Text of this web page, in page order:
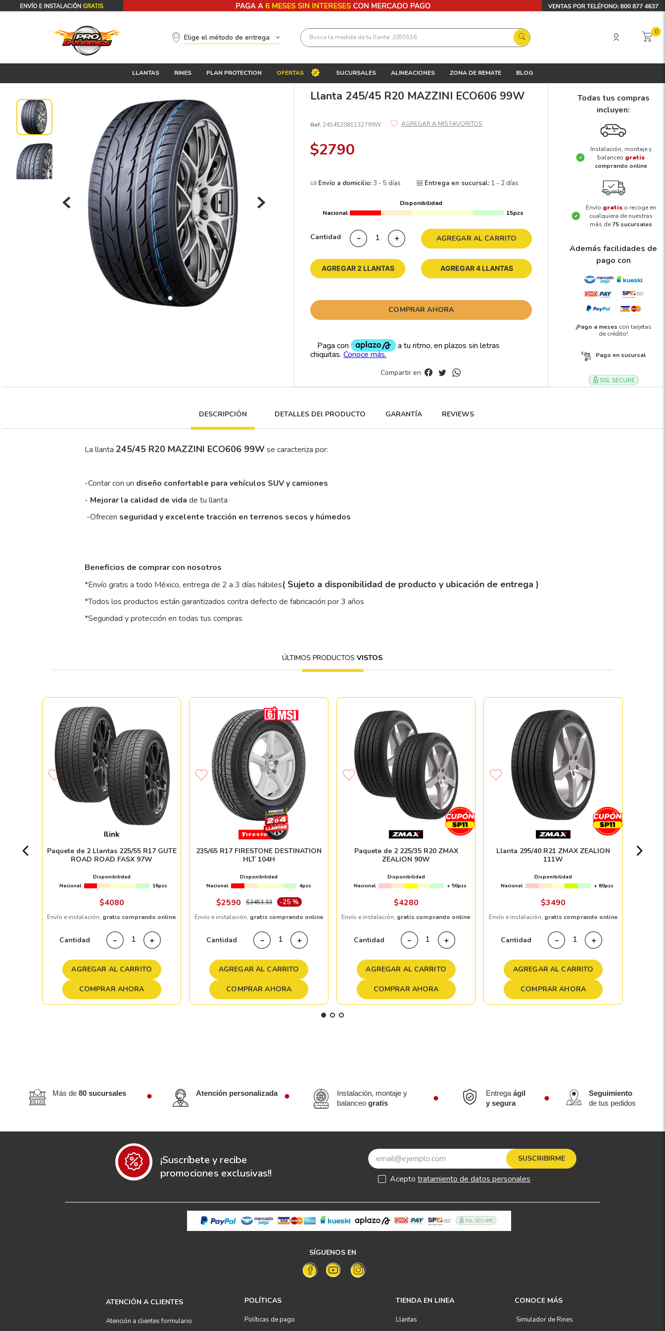
Elige el método de entrega Busca la medida de tu llanta: 2055516 0
LLANTAS RINES PLAN PROTECTION OFERTAS SUCURSALES ALINEACIONES ZONA DE REMATE BLOG
Llanta 245/45 R20 MAZZINI ECO606 99W
Ref. 245452081132799W
$2790
Envío a domicilio:3 - 5 días Entrega en sucursal: 1 - 2 días
Disponibilidad
Nacional
15pzs
Cantidad ＋
－ AGREGAR AL CARRITO
AGREGAR 2 LLANTAS AGREGAR 4 LLANTAS
COMPRAR AHORA
Compartir en
Todas tus compras
incluyen:
Instalación, montaje y
balanceo gratis
comprando online
Envío gratis o recoge en
cualquiera de nuestras
más de75 sucursales
Además facilidades de
pago con
¡Pago a meses con tarjetas
de crédito!
Pago en sucursal
DESCRIPCIÓN DETALLES DEl PRODUCTO GARANTÍA REVIEWS
La llanta 245/45 R20 MAZZINI ECO606 99Wse caracteriza por:
-Contar con un diseño confortable para vehículos SUV y camiones
- Mejorar la calidad de vida de tu llanta
-Ofrecen seguridad y excelente tracción en terrenos secos y húmedos
Beneficios de comprar con nosotros
*Envío gratis a todo México, entrega de 2 a 3 días hábiles( Sujeto a disponibilidad de producto y ubicación de entrega )
*Todos los productos están garantizados contra defecto de fabricación por 3 años
*Seguridad y protección en todas tus compras
ÚLTIMOS PRODUCTOSVISTOS
Ilink
Paquete de 2 Llantas 225/55 R17 GUTE
ROAD ROAD FASX 97W
Disponibilidad
Nacional
16pzs
$4080
Envío e instalación, gratis comprando online
Cantidad ＋
－
AGREGAR AL CARRITO
COMPRAR AHORA
235/65 R17 FIRESTONE DESTINATION
HLT 104H
Disponibilidad
Nacional
4pzs
$2590 $3453.33 -25 %
Envío e instalación, gratis comprando online
Cantidad ＋
－
AGREGAR AL CARRITO
COMPRAR AHORA
Paquete de 2 225/35 R20 ZMAX
ZEALION 90W
Disponibilidad
Nacional
+ 50pzs
$4280
Envío e instalación, gratis comprando online
Cantidad ＋
－
AGREGAR AL CARRITO
COMPRAR AHORA
Llanta 295/40 R21 ZMAX ZEALION
111W
Disponibilidad
Nacional
+ 80pzs
$3490
Envío e instalación, gratis comprando online
Cantidad ＋
－
AGREGAR AL CARRITO
COMPRAR AHORA
Más de 80 sucursales Atención personalizada
Instalación, montaje y
balanceogratis
Entregaágil
y segura
Seguimiento
de tus pedidos
¡Suscríbete y recibe
promociones exclusivas!!
SUSCRIBIRME
Acepto tratamiento de datos personales
SÍGUENOS EN
ATENCIÓN A CLIENTES
Atención a clientes formulario
POLÍTICAS
Políticas de pago
TIENDA EN LINEA
Llantas
CONOCE MÁS
Simulador de Rines
Términos más buscados
195 65 15